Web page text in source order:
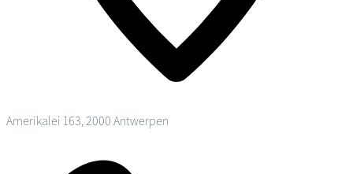
Amerikalei 163, 2000 Antwerpen